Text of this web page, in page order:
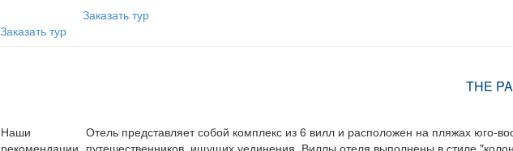
Заказать тур
Заказать тур
THE
Наши
Отель представляет собой комплекс из 6 вилл и расположен на пляжах юго-